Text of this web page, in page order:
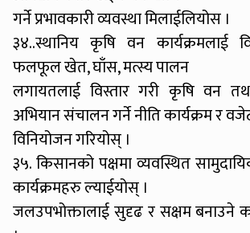
गर्ने प्रभावकारी व्यवस्था मिलाईलियोस ।
३४..स्थानिय कृषि वन कार्यक्रमलाई
फलफूल खेत, घाँस, मत्स्य पालन
लगायतलाई विस्तार गरी कृषि वन
अभियान संचालन गर्ने नीति कार्यक्रम र
विनियोजन गरियोस् ।
३५. किसानको पक्षमा व्यवस्थित
कार्यक्रमहरु ल्याईयोस् ।
जलउपभोक्तालाई सुदृढ र सक्षम बनाउने